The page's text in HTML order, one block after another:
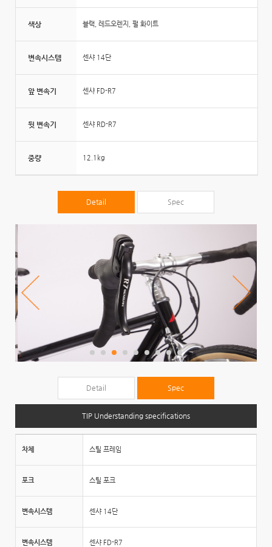
색상 블랙, 레드오렌지, 펄 화이트
변속시스템 센샤 14단
앞 변속기 센샤 FD-R7
뒷 변속기 센샤 RD-R7
중량 12.1kg
Detail Spec
Detail Spec
TIP Understanding specifications
차체 스틸 프레임
포크 스틸 포크
변속시스템 센샤 14단
변속시스템 센샤 FD-R7